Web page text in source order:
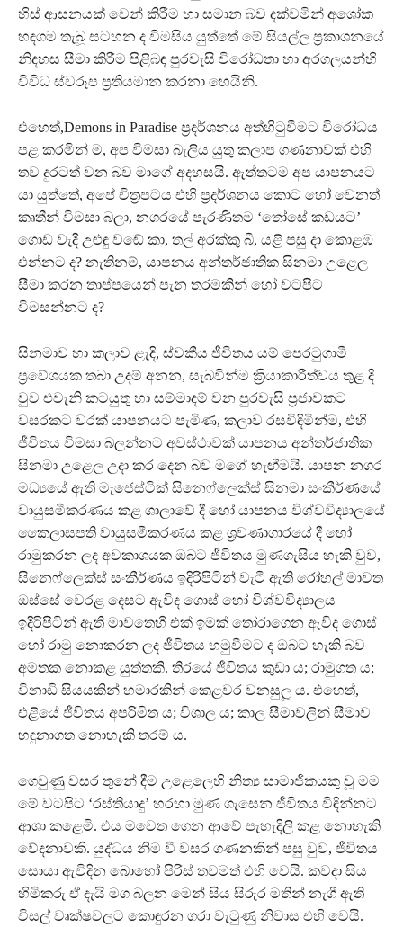
හිස් ආසනයක් වෙන් කිරීම හා සමාන බව දක්වමින් අශෝක
හඳගම තැබූ සටහන ද විමසිය යුත්තේ මේ සියල්ල ප‍්‍රකාශනයේ
නිදහස සීමා කිරීම පිළිබඳ පුරවැසි විරෝධතා හා අරගලයන්හි
විවිධ ස්වරූප ප‍්‍රතියමාන කරනා හෙයිනි.
එහෙත්,Demons in Paradise ප‍්‍රදර්ශනය අත්හිටුවීමට විරෝධය
පළ කරමින් ම, අප විමසා බැලිය යුතු කලාප ගණනාවක් එහි
තව දුරටත් වන බව මාගේ අදහසයි. ඇත්තටම අප යාපනයට
යා යුත්තේ, අපේ චිත‍්‍රපටය එහි ප‍්‍රදර්ශනය කොට හෝ වෙනත්
කෘතීන් විමසා බලා, නගරයේ පැරණිතම ‘තෝසේ කඩයට’
ගොඩ වැදී උළුඳු වඬේ කා, තල් අරක්කු බී, යළි පසු දා කොළඹ
එන්නට ද? නැතිනම්, යාපනය අන්තර්ජාතික සිනමා උළෙල
සීමා කරන තාප්පයෙන් පැන තරමකින් හෝ වටපිට
විමසන්නට ද?
සිනමාව හා කලාව ළැදි, ස්වකීය ජීවිතය යම් පෙරටුගාමී
ප‍්‍රවේශයක තබා උදම් අනන, සැබවින්ම ක‍්‍රියාකාරීත්වය තුළ දී
වුව එවැනි කටයුතු හා සම්මාදම් වන පුරවැසි ප‍්‍රජාවකට
වසරකට වරක් යාපනයට පැමිණ, කලාව රසවිඳිමින්ම, එහි
ජීවිතය විමසා බලන්නට අවස්ථාවක් යාපනය අන්තර්ජාතික
සිනමා උළෙල උදා කර දෙන බව මගේ හැඟීමයි. යාපන නගර
මධ්‍යයේ ඇති මැජෙස්ටික් සිනෙෆ්ලෙක්ස් සිනමා සංකීර්ණයේ
වායුසමීකරණය කළ ශාලාවේ දී හෝ යාපනය විශ්වවිද්‍යාලයේ
කෛලාසපති වායුසමීකරණය කළ ශ‍්‍රවණාගාරයේ දී හෝ
රාමුකරන ලද අවකාශයක ඔබට ජීවිතය මුණගැසිය හැකි වුව,
සිනෙෆ්ලෙක්ස් සංකීර්ණය ඉදිරිපිටින් වැටී ඇති රෝහල් මාවත
ඔස්සේ වෙරළ දෙසට ඇවිද ගොස් හෝ විශ්වවිද්‍යාලය
ඉදිරිපිටින් ඇති මාවතෙහි එක් ඉමක් තෝරාගෙන ඇවිද ගොස්
හෝ රාමු නොකරන ලද ජීවිතය හමුවීමට ද ඔබට හැකි බව
අමතක නොකළ යුත්තකි. තිරයේ ජීවිතය කුඩා ය; රාමුගත ය;
විනාඩි සියයකින් හමාරකින් කෙළවර වනසුලූ ය. එහෙත්,
එළියේ ජීවිතය අපරිමිත ය; විශාල ය; කාල සීමාවලින් සීමාව
හඳුනාගත නොහැකි තරම් ය.
ගෙවුණු වසර තුනේ දීම උළෙලෙහි නිත්‍ය සාමාජිකයකු වූ මම
මේ වටපිට ‘රස්තියාදු’ හරහා මුණ ගැසෙන ජීවිතය විඳින්නට
ආශා කළෙමි. එය මවෙත ගෙන ආවේ පැහැදිලි කළ නොහැකි
වේදනාවකි. යුද්ධය නිම වී වසර ගණනකින් පසු වුව, ජීවිතය
සොයා ඇවිදින බොහෝ පිරිස් තවමත් එහි වෙයි. කවදා සිය
හිමිකරු ඒ දැයි මග බලන මෙන් සිය සිරුර මතින් නැගී ඇති
විසල් වෘක්ෂවලට කොඳුරන ගරා වැටුණු නිවාස එහි වෙයි.